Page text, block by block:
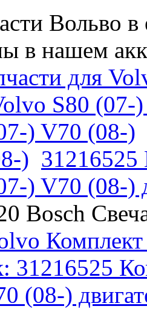
Вольво
в нашем
для
S80 (07-
) V70 (08-)
) 31216525
) V70 (08-)
Bosch
Комплект
31216525
(08-)